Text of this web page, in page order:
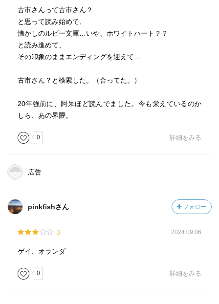
古市さんって古市さん？
と思って読み始めて、
懐かしのルビー文庫…いや、ホワイトハート？？
と読み進めて、
その印象のままエンディングを迎えて…
古市さん？と検索した。（合ってた。）
20年強前に、阿呆ほど読んでました。今も栄えているのか
しら、あの界隈。
0 詳細をみる
広告
pinkfishさん フォロー
3 2024.09.06
ゲイ、オランダ
0 詳細をみる